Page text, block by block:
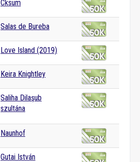
Cksum
Salas de Bureba
Love Island (2019)
Keira Knightley
Saliha Dilaşub
szultána
Naunhof
Gutai István